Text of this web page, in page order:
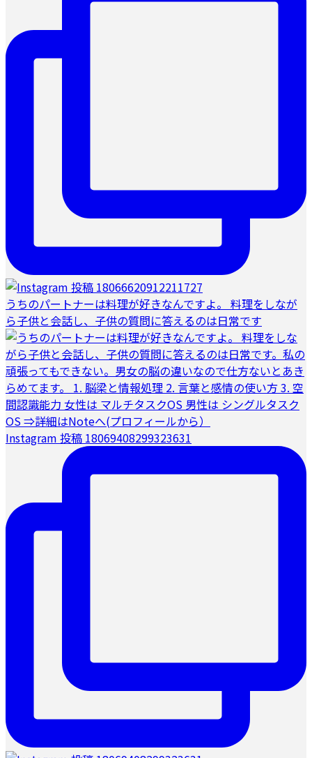
うちのパートナーは料理が好きなんですよ。 料理をしなが
ら子供と会話し、子供の質問に答えるのは日常です
Instagram 投稿 18069408299323631